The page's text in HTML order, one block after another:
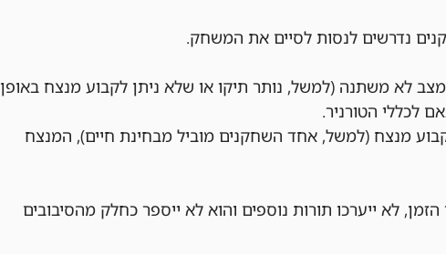
נדרשים לנסות לסיים את המשחק.
לא משתנה (למשל, נותר תיקו או שלא ניתן לקבוע מנצח באופן
לכללי הטורניר.
מנצח (למשל, אחד השחקנים מוביל מבחינת חיים), המנצח
לא ייערכו תורות נוספים והוא לא ייספר כחלק מהסיבובים